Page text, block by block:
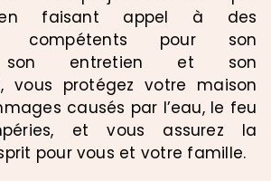
faisant appel à des
compétents pour son
son entretien et son
vous protégez votre maison
causés par l’eau, le feu
et vous assurez la
pour vous et votre famille.